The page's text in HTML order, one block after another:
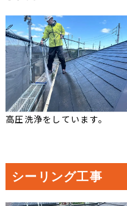
高圧洗浄をしています。
シーリング工事